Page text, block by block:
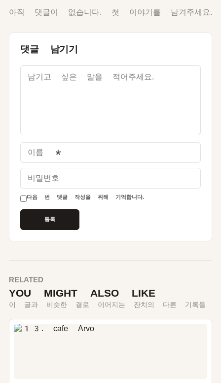
아직 댓글이 없습니다. 첫 이야기를 남겨주세요.
댓글 남기기
이름
비밀번호
다음 번 댓글 작성을 위해 기억합니다.
RELATED
YOU MIGHT ALSO LIKE
이 글과 비슷한 결로 이어지는 잔치의 다른 기록들